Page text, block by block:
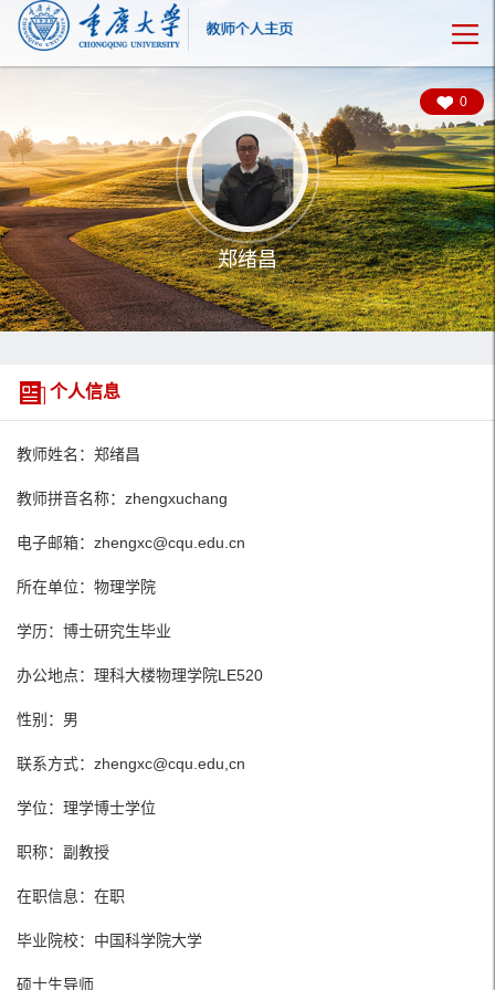
0
郑绪昌
个人信息
教师姓名：郑绪昌
教师拼音名称：zhengxuchang
电子邮箱： zhengxc@cqu.edu.cn
所在单位：物理学院
学历：博士研究生毕业
办公地点：理科大楼物理学院LE520
性别：男
联系方式：zhengxc@cqu.edu,cn
学位：理学博士学位
职称：副教授
在职信息：在职
毕业院校：中国科学院大学
硕士生导师